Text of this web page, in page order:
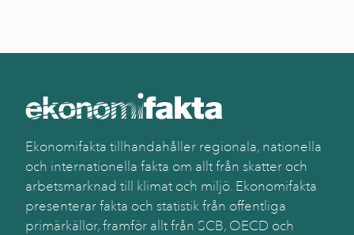
Ekonomifakta tillhandahåller regionala, nationella
och internationella fakta om allt från skatter och
arbetsmarknad till klimat och miljö. Ekonomifakta
presenterar fakta och statistik från offentliga
primärkällor, framför allt från SCB, OECD och